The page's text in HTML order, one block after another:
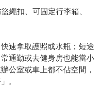
繩扣、可固定行李箱、
速拿取護照或水瓶；短途
通勤或去健身房也能當小
公室或車上都不佔空間，
。